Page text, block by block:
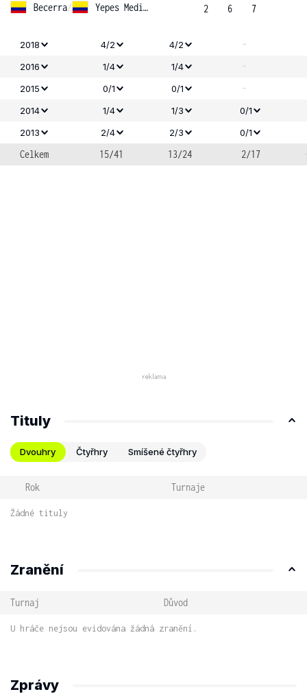
Becerra/ Yepes Medina
2
6
7
2018 4/2 4/2 -
2016 1/4 1/4 -
2015 0/1 0/1 -
2014 1/4 1/3
0/1
2013
2/4 2/3 0/1
Celkem 15/41 13/24 2/17
Tituly
Dvouhry Čtyřhry Smíšené čtyřhry
Rok Turnaje
Žádné tituly
Zranění
Turnaj Důvod
U hráče nejsou evidována žádná zranění.
Zprávy